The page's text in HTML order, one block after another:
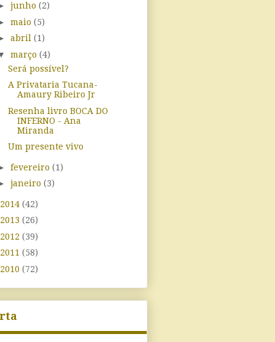
junho (2)
maio (5)
abril (1)
março (4)
Será possível?
A Privataria Tucana-
Amaury Ribeiro Jr
Resenha livro BOCA DO
INFERNO - Ana
Miranda
Um presente vivo
fevereiro (1)
janeiro (3)
2014 (42)
2013 (26)
2012 (39)
2011 (58)
2010 (72)